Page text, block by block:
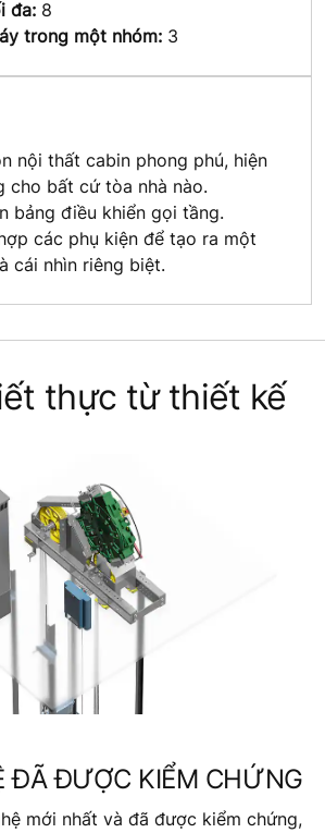
đa: 8
trong một nhóm: 3
nội thất cabin phong phú, hiện
cho bất cứ tòa nhà nào.
bảng điều khiển gọi tầng.
các phụ kiện để tạo ra một
cái nhìn riêng biệt.
thực từ thiết kế
ĐÃ ĐƯỢC KIỂM CHỨNG
mới nhất và đã được kiểm chứng,